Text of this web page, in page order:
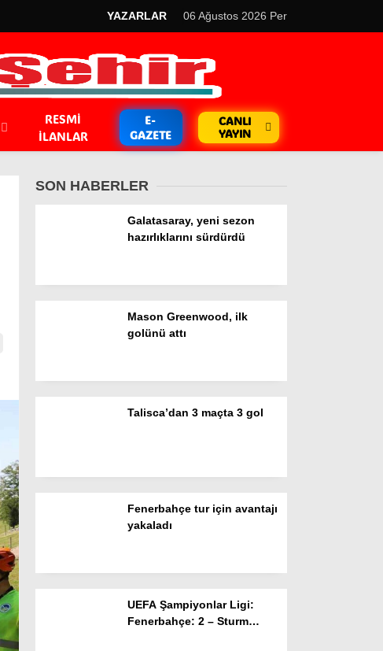
EKONOMİ
Namaz Vakitleri
Nöbetçi Eczaneler
SPOR
Magazin
Hava Durumu
YAZARLAR 06 Ağustos 2026 Per
RESMI
İLANLAR
E-
GAZETE
CANLI
YAYIN
SON HABERLER
Galatasaray, yeni sezon
hazırlıklarını sürdürdü
Mason Greenwood, ilk
golünü attı
Talisca’dan 3 maçta 3 gol
Fenerbahçe tur için avantajı
yakaladı
UEFA Şampiyonlar Ligi:
Fenerbahçe: 2 – Sturm